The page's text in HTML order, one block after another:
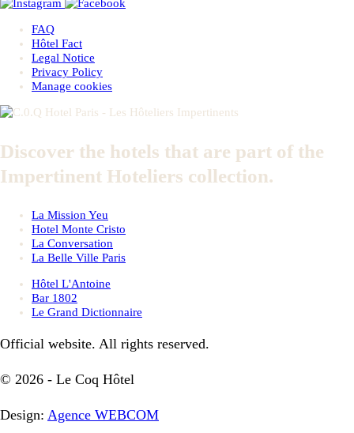
FAQ
Hôtel Fact
Legal Notice
Privacy Policy
Manage cookies
Discover the hotels that are part of the
Impertinent Hoteliers collection.
La Mission Yeu
Hotel Monte Cristo
La Conversation
La Belle Ville Paris
Hôtel L'Antoine
Bar 1802
Le Grand Dictionnaire
Official website. All rights reserved.
© 2026 - Le Coq Hôtel
Design: Agence WEBCOM